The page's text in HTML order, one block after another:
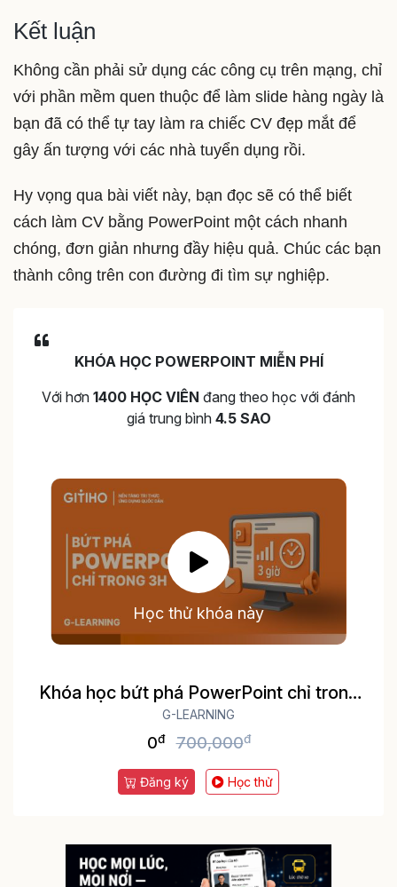
Kết luận
Không cần phải sử dụng các công cụ trên mạng, chỉ
với phần mềm quen thuộc để làm slide hàng ngày là
bạn đã có thể tự tay làm ra chiếc CV đẹp mắt để
gây ấn tượng với các nhà tuyển dụng rồi.
Hy vọng qua bài viết này, bạn đọc sẽ có thể biết
cách làm CV bằng PowerPoint một cách nhanh
chóng, đơn giản nhưng đầy hiệu quả. Chúc các bạn
thành công trên con đường đi tìm sự nghiệp.
KHÓA HỌC POWERPOINT MIỄN PHÍ
Với hơn 1400 HỌC VIÊN đang theo học với đánh
giá trung bình 4.5 SAO
Học thử khóa này
Khóa học bứt phá PowerPoint chỉ trong
3h
G-LEARNING
0đ 700,000đ
Đăng ký Học thử